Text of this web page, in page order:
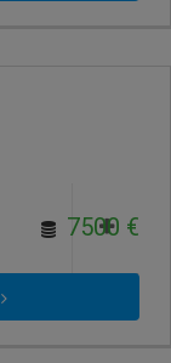
7500 €